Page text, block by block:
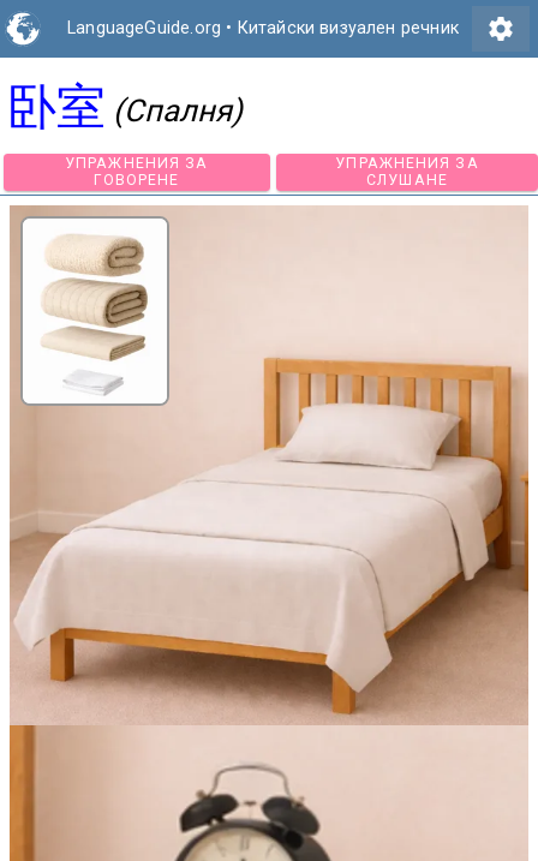
LanguageGuide.org • Китайски визуален речник settings
卧室 (Спалня)
УПРАЖНЕНИЯ ЗА
ГОВОРЕНЕ
УПРАЖНЕНИЯ
СЛУШАНЕ